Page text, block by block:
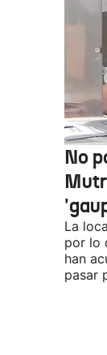
No
La
por lo
han
pasar